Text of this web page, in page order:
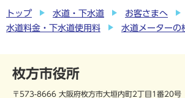
トップ 水道・下水道
お客さまへ
水道料金・下水道使用料
水道メーターの
枚方市役所
〒573-8666 大阪府枚方市大垣内町2丁目1番20号